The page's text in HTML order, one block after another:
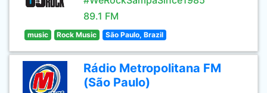
89.1 FM
music Rock Music São Paulo, Brazil
Rádio Metropolitana FM
(São Paulo)